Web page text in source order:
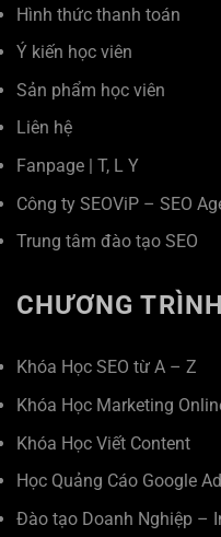
Hình thức thanh toán
Ý kiến học viên
Sản phẩm học viên
Liên hệ
Fanpage | T, L Y
Công ty SEOViP – SEO
Trung tâm đào tạo SEO
CHƯƠNG TRÌNH
Khóa Học SEO từ A – Z
Khóa Học Marketing
Khóa Học Viết Content
Học Quảng Cáo Google
Đào tạo Doanh Nghiệp –